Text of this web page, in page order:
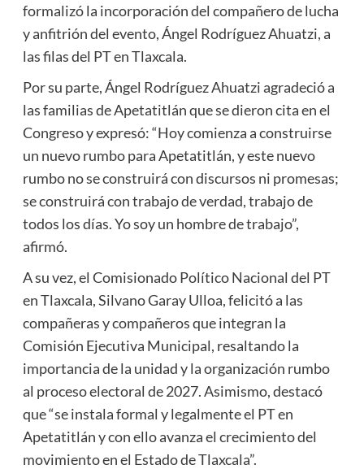
formalizó la incorporación del compañero de lucha
y anfitrión del evento, Ángel Rodríguez Ahuatzi, a
las filas del PT en Tlaxcala.
Por su parte, Ángel Rodríguez Ahuatzi agradeció a
las familias de Apetatitlán que se dieron cita en el
Congreso y expresó: “Hoy comienza a construirse
un nuevo rumbo para Apetatitlán, y este nuevo
rumbo no se construirá con discursos ni promesas;
se construirá con trabajo de verdad, trabajo de
todos los días. Yo soy un hombre de trabajo”,
afirmó.
A su vez, el Comisionado Político Nacional del PT
en Tlaxcala, Silvano Garay Ulloa, felicitó a las
compañeras y compañeros que integran la
Comisión Ejecutiva Municipal, resaltando la
importancia de la unidad y la organización rumbo
al proceso electoral de 2027. Asimismo, destacó
que “se instala formal y legalmente el PT en
Apetatitlán y con ello avanza el crecimiento del
movimiento en el Estado de Tlaxcala”.